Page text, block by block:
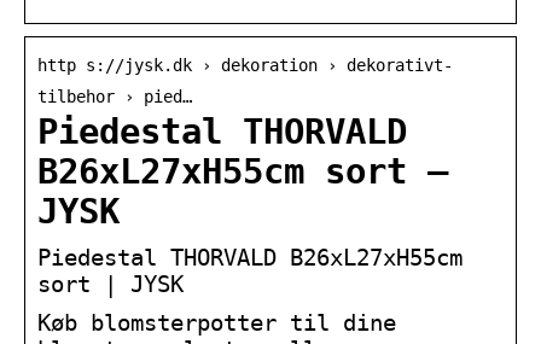
http s://jysk.dk › dekoration › dekorativt-
tilbehor › pied…
Piedestal THORVALD
B26xL27xH55cm sort –
JYSK
Piedestal THORVALD B26xL27xH55cm
sort | JYSK
Køb blomsterpotter til dine